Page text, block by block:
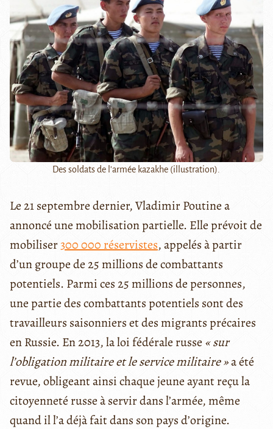
Des soldats de l'armée kazakhe (illustration).
Le 21 septembre dernier, Vladimir Poutine a
annoncé une mobilisation partielle. Elle prévoit de
mobiliser300 000 réservistes, appelés à partir
d’un groupe de 25 millions de combattants
potentiels. Parmi ces 25 millions de personnes,
une partie des combattants potentiels sont des
travailleurs saisonniers et des migrants précaires
en Russie. En 2013, la loi fédérale russe« sur
l’obligation militaire et le service militaire »a été
revue, obligeant ainsi chaque jeune ayant reçu la
citoyenneté russe à servir dans l’armée, même
quand il l’a déjà fait dans son pays d’origine.